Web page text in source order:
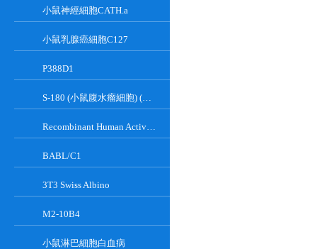
小鼠神經細胞CATH.a
小鼠乳腺癌細胞C127
P388D1
S-180 (小鼠腹水瘤細胞) (種屬鑒定正確)
Recombinant Human Active Focal Adhesion Kinase
BABL/C1
3T3 Swiss Albino
M2-10B4
小鼠淋巴細胞白血病